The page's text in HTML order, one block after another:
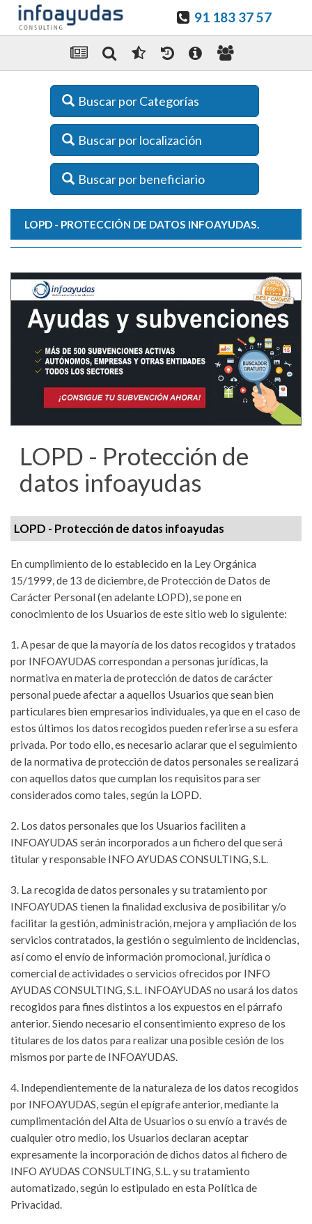
91 183 37 57
Buscar por Categorías
Buscar por localización
Buscar por beneficiario
LOPD - PROTECCIÓN DE DATOS INFOAYUDAS.
LOPD - Protección de
datos infoayudas
LOPD - Protección de datos infoayudas
En cumplimiento de lo establecido en la Ley Orgánica
15/1999, de 13 de diciembre, de Protección de Datos de
Carácter Personal (en adelante LOPD), se pone en
conocimiento de los Usuarios de este sitio web lo siguiente:
1. A pesar de que la mayoría de los datos recogidos y tratados
por INFOAYUDAS correspondan a personas jurídicas, la
normativa en materia de protección de datos de carácter
personal puede afectar a aquellos Usuarios que sean bien
particulares bien empresarios individuales, ya que en el caso de
estos últimos los datos recogidos pueden referirse a su esfera
privada. Por todo ello, es necesario aclarar que el seguimiento
de la normativa de protección de datos personales se realizará
con aquellos datos que cumplan los requisitos para ser
considerados como tales, según la LOPD.
2. Los datos personales que los Usuarios faciliten a
INFOAYUDAS serán incorporados a un fichero del que será
titular y responsable INFO AYUDAS CONSULTING, S.L.
3. La recogida de datos personales y su tratamiento por
INFOAYUDAS tienen la finalidad exclusiva de posibilitar y/o
facilitar la gestión, administración, mejora y ampliación de los
servicios contratados, la gestión o seguimiento de incidencias,
así como el envío de información promocional, jurídica o
comercial de actividades o servicios ofrecidos por INFO
AYUDAS CONSULTING, S.L. INFOAYUDAS no usará los datos
recogidos para fines distintos a los expuestos en el párrafo
anterior. Siendo necesario el consentimiento expreso de los
titulares de los datos para realizar una posible cesión de los
mismos por parte de INFOAYUDAS.
4. Independientemente de la naturaleza de los datos recogidos
por INFOAYUDAS, según el epígrafe anterior, mediante la
cumplimentación del Alta de Usuarios o su envío a través de
cualquier otro medio, los Usuarios declaran aceptar
expresamente la incorporación de dichos datos al fichero de
INFO AYUDAS CONSULTING, S.L. y su tratamiento
automatizado, según lo estipulado en esta Política de
Privacidad.